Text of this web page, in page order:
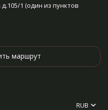
1 (один из пунктов
маршрут
RUB